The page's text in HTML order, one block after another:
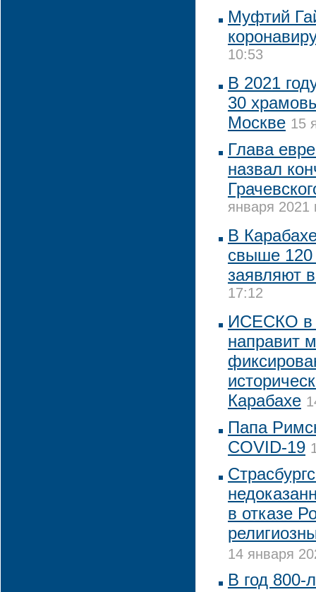
Муфтий
10:53
В 2021
30
Москве 15
Глава
назвал
января 2021
В
свыше 120
заявляют
17:12
ИСЕСКО в
направит
Карабахе
Папа
COVID-19
в отказе
14 января
В год 800-